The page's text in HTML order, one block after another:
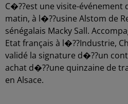
C�??est une visite-événement
matin, à l�??usine Alstom de
sénégalais Macky Sall.
Etat français à l�??Industrie,
validé la signature d�??un
achat d�??une quinzaine de
en Alsace.